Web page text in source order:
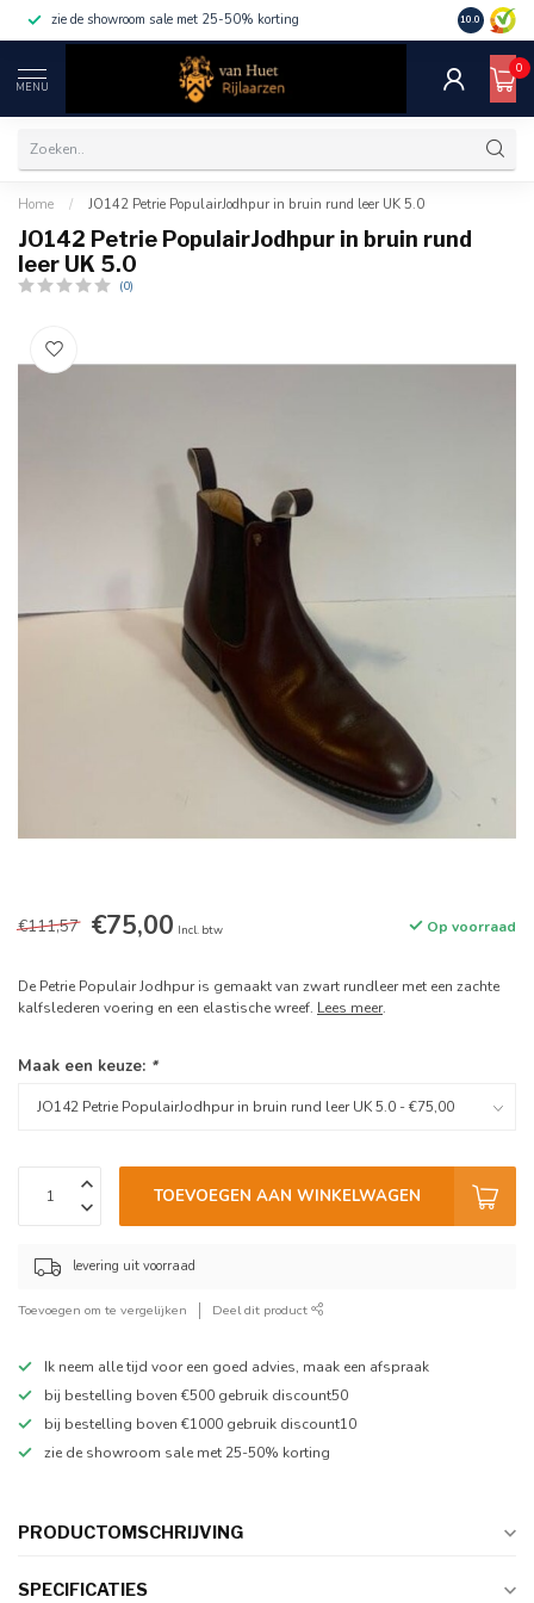
zie de showroom sale met 25-50% korting 10.0
MENU
0
Home / JO142 Petrie PopulairJodhpur in bruin rund leer UK 5.0
JO142 Petrie PopulairJodhpur in bruin rund
leer UK 5.0
(0)
€111,57 €75,00 Incl. btw Op voorraad
De Petrie Populair Jodhpur is gemaakt van zwart rundleer met een zachte
kalfslederen voering en een elastische wreef. Lees meer.
Maak een keuze: *
TOEVOEGEN AAN WINKELWAGEN
levering uit voorraad
Toevoegen om te vergelijken Deel dit product
Ik neem alle tijd voor een goed advies, maak een afspraak
bij bestelling boven €500 gebruik discount50
bij bestelling boven €1000 gebruik discount10
zie de showroom sale met 25-50% korting
PRODUCTOMSCHRIJVING
SPECIFICATIES